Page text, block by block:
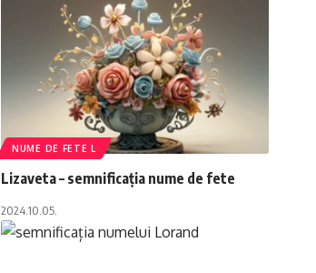
NUME DE FETE L
Lizaveta – semnificația nume de fete
2024.10.05.